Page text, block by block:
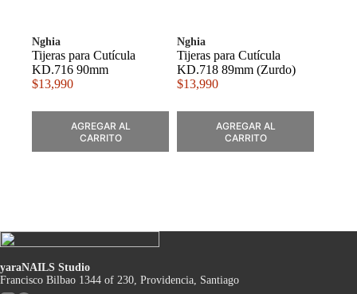
Nghia
Tijeras para Cutícula
KD.716 90mm
$13,990
AGREGAR AL
CARRITO
Nghia
Tijeras para Cutícula
KD.718 89mm (Zurdo)
$13,990
AGREGAR AL
CARRITO
yaraNAILS Studio
Francisco Bilbao 1344 of 230, Providencia, Santiago